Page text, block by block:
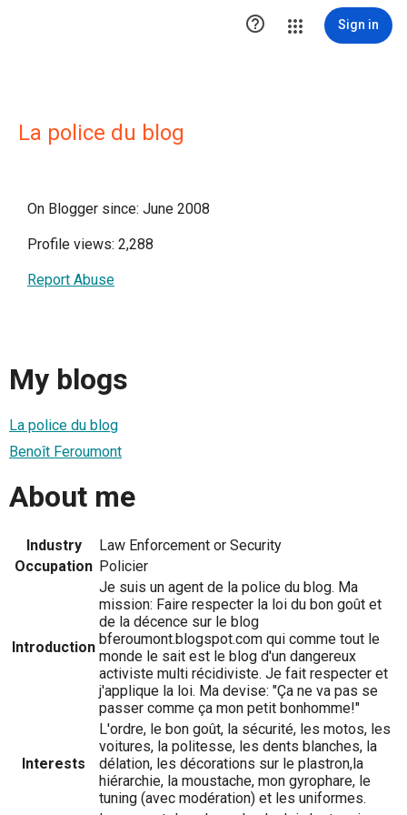
 Sign in
La police du blog
On Blogger since: June 2008
Profile views: 2,288
Report Abuse
My blogs
La police du blog
Benoît Feroumont
About me
Industry
Law Enforcement or Security
Occupation Policier
Introduction
Je suis un agent de la police du blog. Ma
mission: Faire respecter la loi du bon goût et
de la décence sur le blog
bferoumont.blogspot.com qui comme tout le
monde le sait est le blog d'un dangereux
activiste multi récidiviste. Je fait respecter et
j'applique la loi. Ma devise: "Ça ne va pas se
passer comme ça mon petit bonhomme!"
Interests
L'ordre, le bon goût, la sécurité, les motos, les
voitures, la politesse, les dents blanches, la
délation, les décorations sur le plastron,la
hiérarchie, la moustache, mon gyrophare, le
tuning (avec modération) et les uniformes.